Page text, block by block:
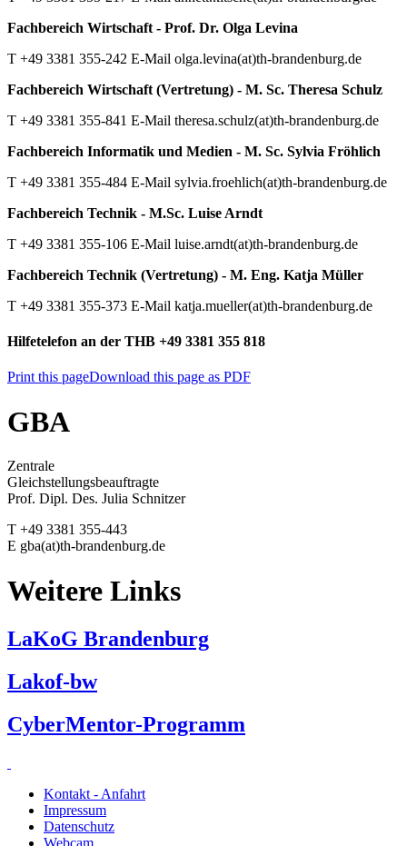
Fachbereich Wirtschaft - Prof. Dr. Olga Levina
T +49 3381 355-242 E-Mail olga.levina(at)th-brandenburg.de
Fachbereich Wirtschaft (Vertretung) - M. Sc. Theresa Schulz
T +49 3381 355-841 E-Mail theresa.schulz(at)th-brandenburg.de
Fachbereich Informatik und Medien - M. Sc. Sylvia Fröhlich
T +49 3381 355-484 E-Mail sylvia.froehlich(at)th-brandenburg.de
Fachbereich Technik - M.Sc. Luise Arndt
T +49 3381 355-106 E-Mail luise.arndt(at)th-brandenburg.de
Fachbereich Technik (Vertretung) - M. Eng. Katja Müller
T +49 3381 355-373 E-Mail katja.mueller(at)th-brandenburg.de
Hilfetelefon an der THB +49 3381 355 818
Print this pageDownload this page as PDF
GBA
Zentrale
Prof. Dipl. Des. Julia Schnitzer
T +49 3381 355-443
E gba(at)th-brandenburg.de
Weitere Links
LaKoG Brandenburg
Lakof-bw
CyberMentor-Programm
Kontakt - Anfahrt
Impressum
Datenschutz
Webcam